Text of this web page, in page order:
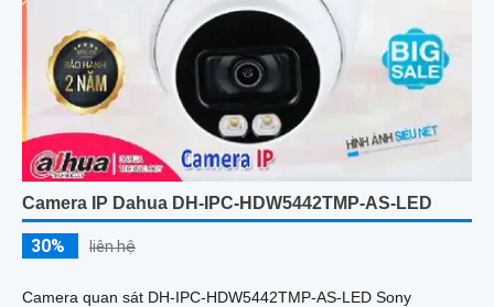
Camera IP Dahua DH-IPC-HDW5442TMP-AS-LED
30% liên hệ
Camera quan sát DH-IPC-HDW5442TMP-AS-LED Sony